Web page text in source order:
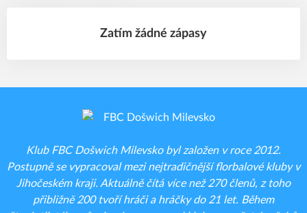
Zatím žádné zápasy
Klub FBC Došwich Milevsko byl založen v roce 2012.
Postupně se vypracoval mezi nejtradičnější florbalové kluby v
Jihočeském kraji. Aktuálně čítá více než 270 členů, z toho
přibližně 200 tvoří hráči a hráčky do 21 let. Během